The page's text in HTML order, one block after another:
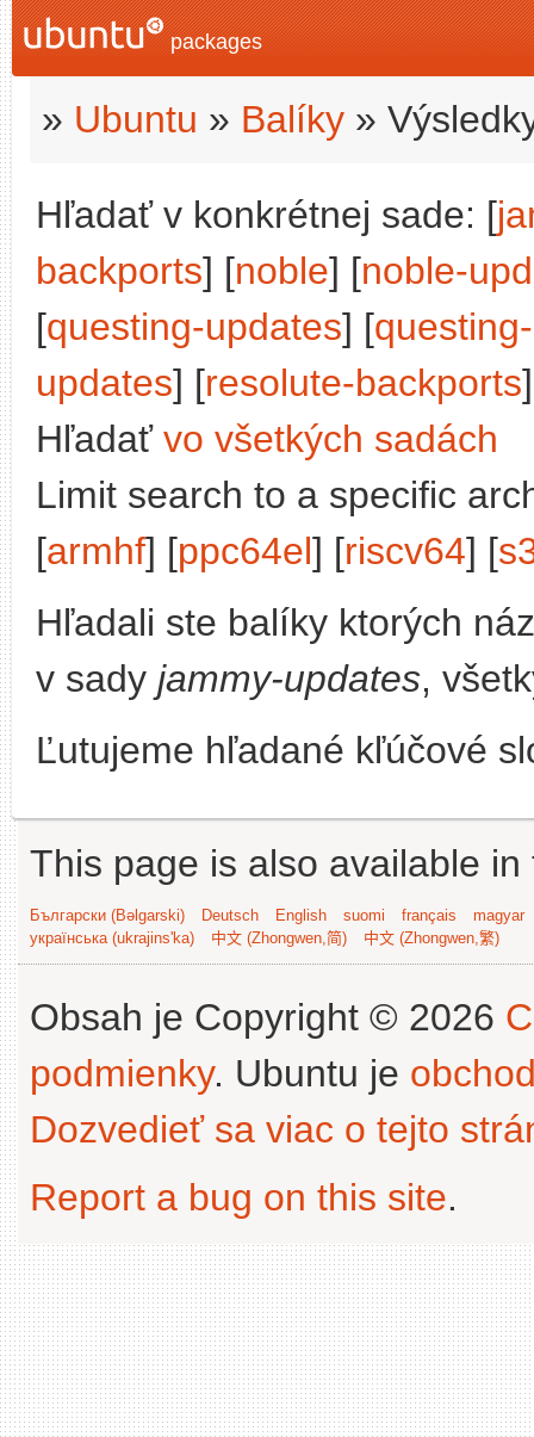
packages
» Ubuntu » Balíky »
Hľadať v konkrétnej sade: [
backports] [noble] [noble-
[questing-updates] [
updates] [resolute-backports
Hľadať vo všetkých sadách
Limit search to a specific
[armhf] [ppc64el] [riscv64] [
Hľadali ste balíky ktorých
v sady jammy-updates,
Ľutujeme hľadané kľúčové
This page is also available
Български (Bəlgarski) Deutsch English suomi français
magyar
українська (ukrajins'ka)
中文 (Zhongwen,简) 中文 (Zhongwen,繁)
Obsah je Copyright © 2026
podmienky. Ubuntu je
Dozvedieť sa viac o tejto
Report a bug on this site.